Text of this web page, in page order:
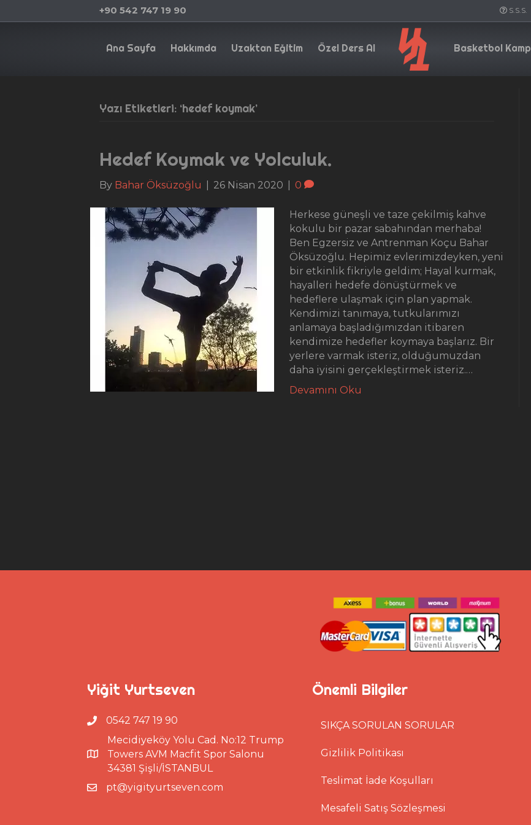
+90 542 747 19 90 S.S.S.
Ana Sayfa Hakkımda Uzaktan Eğitim Özel Ders Al Basketbol Kamp
Yazı Etiketleri: ‘hedef koymak’
Hedef Koymak ve Yolculuk.
By Bahar Öksüzoğlu 26 Nisan 2020 0
Herkese güneşli ve taze çekilmiş kahve
kokulu bir pazar sabahından merhaba!
Ben Egzersiz ve Antrenman Koçu Bahar
Öksüzoğlu. Hepimiz evlerimizdeyken, yeni
bir etkinlik fikriyle geldim; Hayal kurmak,
hayalleri hedefe dönüştürmek ve
hedeflere ulaşmak için plan yapmak.
Kendimizi tanımaya, tutkularımızı
anlamaya başladığımızdan itibaren
kendimize hedefler koymaya başlarız. Bir
yerlere varmak isteriz, olduğumuzdan
daha iyisini gerçekleştirmek isteriz.…
Devamını Oku
Yiğit Yurtseven
0542 747 19 90
Mecidiyeköy Yolu Cad. No:12 Trump
Towers AVM Macfit Spor Salonu
34381 Şişli/İSTANBUL
pt@yigityurtseven.com
Önemli Bilgiler
SIKÇA SORULAN SORULAR
Gizlilik Politikası
Teslimat İade Koşulları
Mesafeli Satış Sözleşmesi